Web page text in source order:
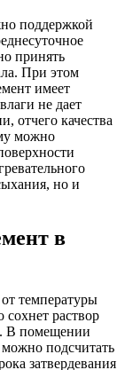
поддержкой
принять
При этом
имеет
не дает
отчего качества
можно
но и
в
температуры
сохнет раствор
В помещении
подсчитать
затвердевания